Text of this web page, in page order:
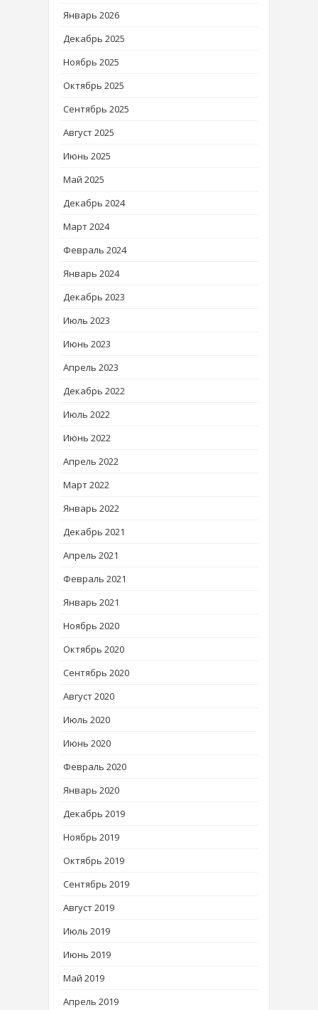
Январь 2026
Декабрь 2025
Ноябрь 2025
Октябрь 2025
Сентябрь 2025
Август 2025
Июнь 2025
Май 2025
Декабрь 2024
Март 2024
Февраль 2024
Январь 2024
Декабрь 2023
Июль 2023
Июнь 2023
Апрель 2023
Декабрь 2022
Июль 2022
Июнь 2022
Апрель 2022
Март 2022
Январь 2022
Декабрь 2021
Апрель 2021
Февраль 2021
Январь 2021
Ноябрь 2020
Октябрь 2020
Сентябрь 2020
Август 2020
Июль 2020
Июнь 2020
Февраль 2020
Январь 2020
Декабрь 2019
Ноябрь 2019
Октябрь 2019
Сентябрь 2019
Август 2019
Июль 2019
Июнь 2019
Май 2019
Апрель 2019